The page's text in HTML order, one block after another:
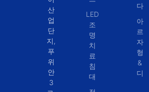
산
업
단
지,
푸
위
안
3
LED
조
명
치
료
침
대
다
아
르
자
형
&
디